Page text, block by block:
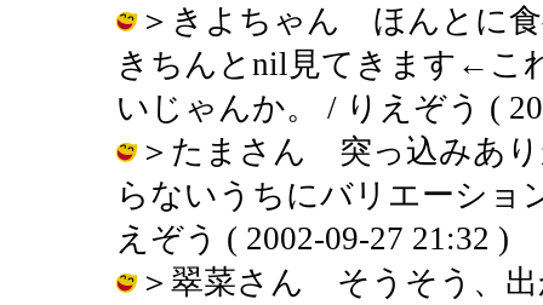
＞きよちゃん ほんとに食
きちんとnil見てきます←こ
いじゃんか。 / りえぞう (
＞たまさん 突っ込みあ
らないうちにバリエーショ
えぞう ( 2002-09-27 21:32 )
＞翠菜さん そうそう、出